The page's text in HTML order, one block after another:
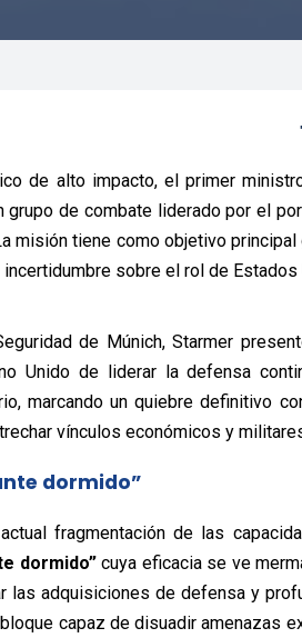
de alto impacto, el primer
grupo de combate liderado por el
misión tiene como objetivo
sobre el rol de
de Múnich, Starmer
Unido de liderar la defensa
marcando un quiebre definitivo
vínculos económicos y
dormido”
fragmentación de las
dormido”cuya eficacia se ve
las adquisiciones de defensa y
capaz de disuadir amenazas